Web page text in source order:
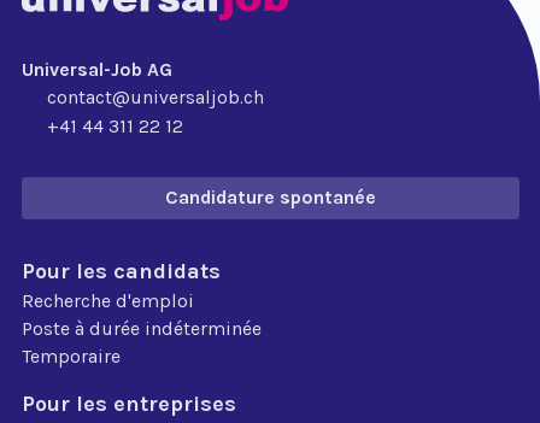
Universal-Job AG
contact@universaljob.ch
+41 44 311 22 12
Candidature spontanée
Pour les candidats
Recherche d'emploi
Poste à durée indéterminée
Temporaire
Pour les entreprises